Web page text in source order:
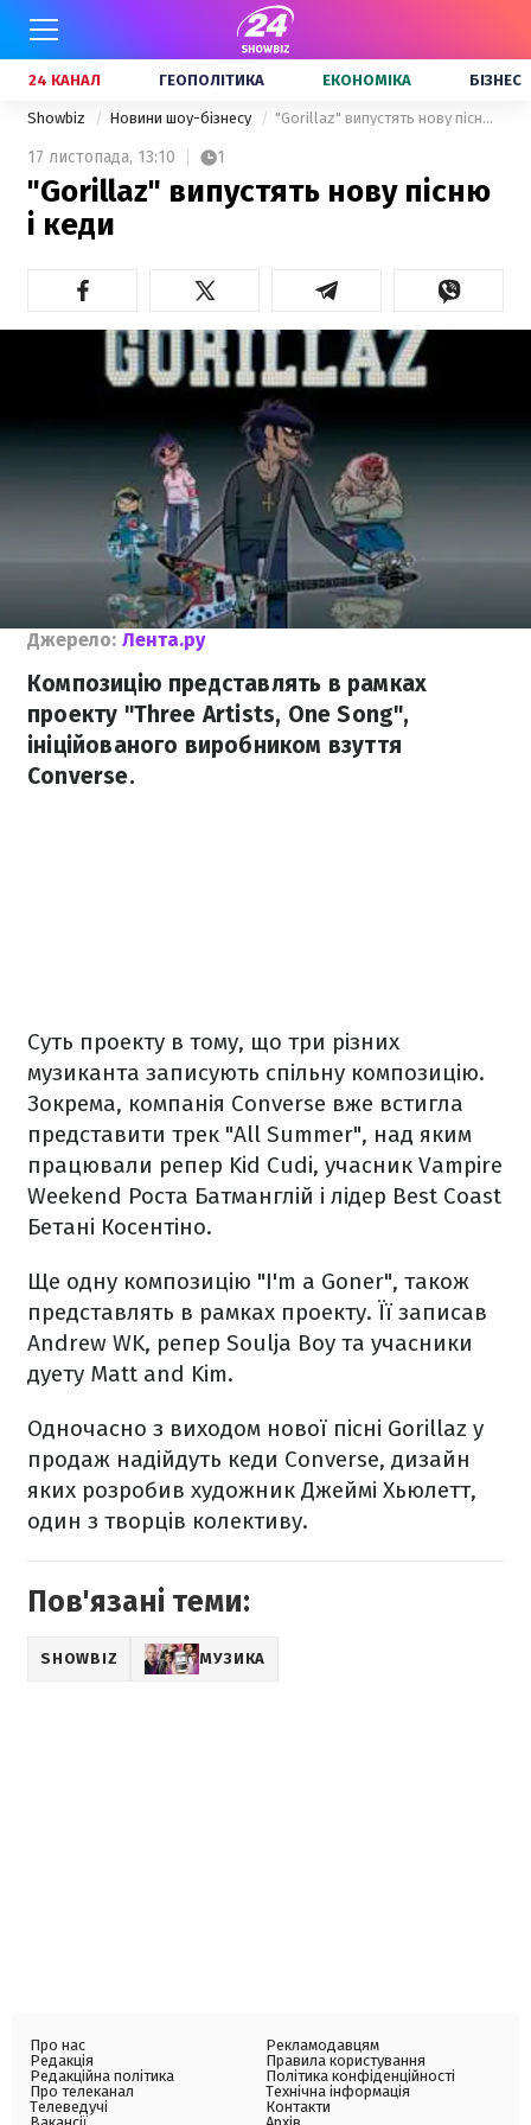
24 КАНАЛ ГЕОПОЛІТИКА ЕКОНОМІКА БІЗНЕС
Showbiz Новини шоу-бізнесу "Gorillaz" випустять нову пісню і кеди
17 листопада, 13:10 1
"Gorillaz" випустять нову пісню
і кеди
Джерело: Лента.ру
Композицію представлять в рамках
проекту "Three Artists, One Song",
ініційованого виробником взуття
Converse.
Суть проекту в тому, що три різних
музиканта записують спільну композицію.
Зокрема, компанія Converse вже встигла
представити трек "All Summer", над яким
працювали репер Kid Cudi, учасник Vampire
Weekend Роста Батманглій і лідер Best Coast
Бетані Косентіно.
Ще одну композицію "I'm a Goner", також
представлять ​​в рамках проекту. Її записав
Andrew WK, репер Soulja Boy та учасники
дуету Matt and Kim.
Одночасно з виходом нової пісні Gorillaz у
продаж надійдуть кеди Converse, дизайн
яких розробив художник Джеймі Хьюлетт,
один з творців колективу.
Пов'язані теми:
SHOWBIZ МУЗИКА
Про нас
Редакція
Редакційна політика
Про телеканал
Телеведучі
Рекламодавцям
Правила користування
Політика конфіденційності
Технічна інформація
Контакти